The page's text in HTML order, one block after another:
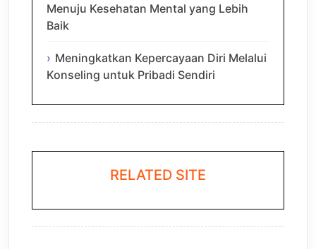
Menuju Kesehatan Mental yang Lebih
Baik
Meningkatkan Kepercayaan Diri Melalui
Konseling untuk Pribadi Sendiri
RELATED SITE